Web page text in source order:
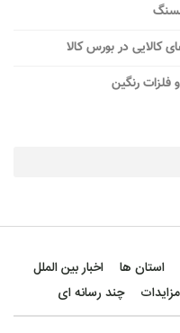
کالایی در بورس کالا
فلزات رنگین
استان ها
اخبار بین الملل
چند رسانه ای